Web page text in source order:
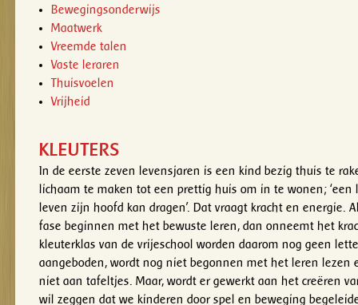
Bewegingsonderwijs
Maatwerk
Vreemde talen
Vaste leraren
Thuisvoelen
Vrijheid
KLEUTERS
In de eerste zeven levensjaren is een kind bezig thuis te
lichaam te maken tot een prettig huis om in te wonen;
leven zijn hoofd kan dragen’. Dat vraagt kracht en energie.
fase beginnen met het bewuste leren, dan onneemt het
kleuterklas van de vrijeschool worden daarom nog geen
aangeboden, wordt nog niet begonnen met het leren lezen
niet aan tafeltjes. Maar, wordt er gewerkt aan het creëren
wil zeggen dat we kinderen door spel en beweging